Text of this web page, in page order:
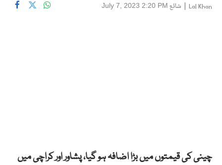
Lal Khan
| شائع July 7, 2023 2:20 PM
چینی کی قیمتوں میں بڑا اضافہ ہو گیا، پشاور اور کراچی میں